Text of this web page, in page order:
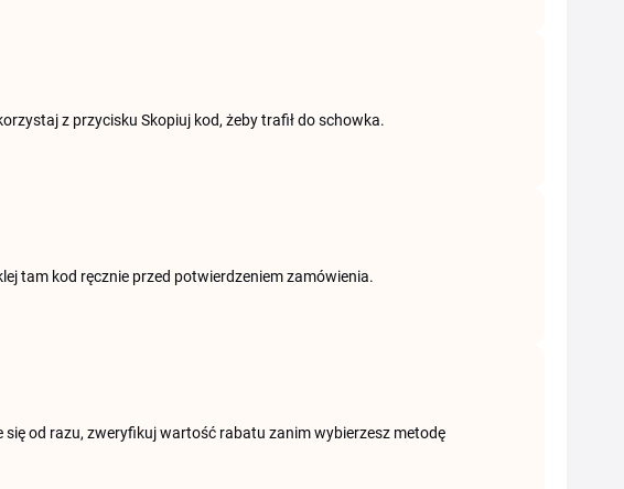
z przycisku Skopiuj kod, żeby trafił do schowka.
tam kod ręcznie przed potwierdzeniem zamówienia.
od razu, zweryfikuj wartość rabatu zanim wybierzesz metodę